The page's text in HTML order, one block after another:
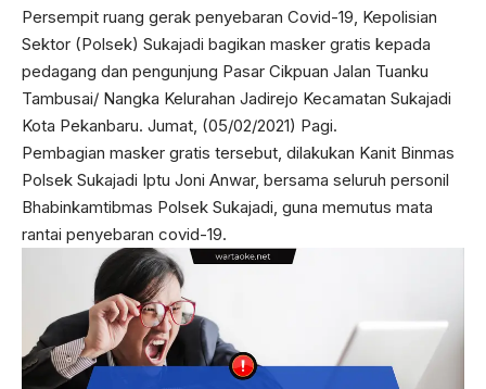
Persempit ruang gerak penyebaran Covid-19, Kepolisian
Sektor (Polsek) Sukajadi bagikan masker gratis kepada
pedagang dan pengunjung Pasar Cikpuan Jalan Tuanku
Tambusai/ Nangka Kelurahan Jadirejo Kecamatan Sukajadi
Kota Pekanbaru. Jumat, (05/02/2021) Pagi.
Pembagian masker gratis tersebut, dilakukan Kanit Binmas
Polsek Sukajadi Iptu Joni Anwar, bersama seluruh personil
Bhabinkamtibmas Polsek Sukajadi, guna memutus mata
rantai penyebaran covid-19.